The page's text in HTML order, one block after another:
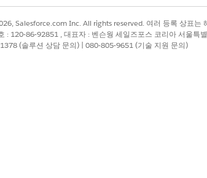
다양한 서비스 및 수리를 해야 하며 차량 서비스
고객의 서비스 에이전트는 차량 서비스 약속을
는 약속 시간 슬롯을 선택합니다.
Salesforce.com Inc. All rights reserved. 여러 등록 상표는
: 120-86-92851 , 대표자 : 벤슨웡 세일즈포스 코리아 서울
(솔루션 상담 문의) | 080-805-9651 (기술 지원 문의)